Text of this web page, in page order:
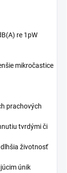
re 1pW
mikročastice
prachových
tvrdými či
dlhšia životnosť
únik